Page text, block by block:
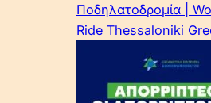
Ποδηλατοδρομία |
Ride Thessaloniki